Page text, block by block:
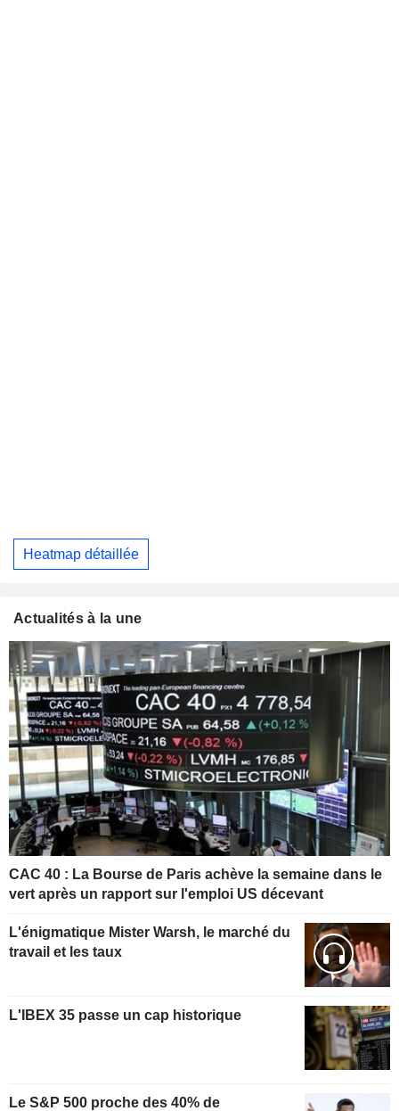
Heatmap détaillée
Actualités à la une
CAC 40 : La Bourse de Paris achève la semaine dans le
vert après un rapport sur l'emploi US décevant
L'énigmatique Mister Warsh, le marché du
travail et les taux
L'IBEX 35 passe un cap historique
Le S&P 500 proche des 40% de